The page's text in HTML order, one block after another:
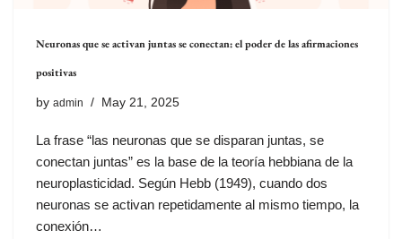
Neuronas que se activan juntas se conectan: el poder de las afirmaciones
positivas
by admin May 21, 2025
La frase “las neuronas que se disparan juntas, se
conectan juntas” es la base de la teoría hebbiana de la
neuroplasticidad. Según Hebb (1949), cuando dos
neuronas se activan repetidamente al mismo tiempo, la
conexión…